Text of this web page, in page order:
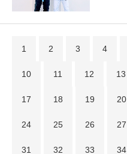
1 2 3 4
10 11 12 13
17 18 19 20
24 25 26 27
31 32 33 34